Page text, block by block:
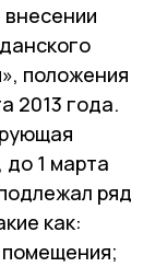
положения
2013 года.
до 1 марта
ряд
как: